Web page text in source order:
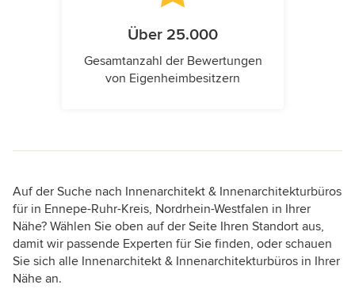
Über 25.000
Gesamtanzahl der Bewertungen
von Eigenheimbesitzern
Auf der Suche nach Innenarchitekt & Innenarchitekturbüros
für in Ennepe-Ruhr-Kreis, Nordrhein-Westfalen in Ihrer
Nähe? Wählen Sie oben auf der Seite Ihren Standort aus,
damit wir passende Experten für Sie finden, oder schauen
Sie sich alle Innenarchitekt & Innenarchitekturbüros in Ihrer
Nähe an.